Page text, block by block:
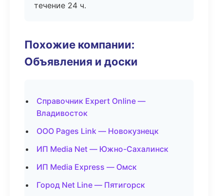
течение 24 ч.
Похожие компании:
Объявления и доски
Справочник Expert Online —
Владивосток
ООО Pages Link — Новокузнецк
ИП Media Net — Южно-Сахалинск
ИП Media Express — Омск
Город Net Line — Пятигорск